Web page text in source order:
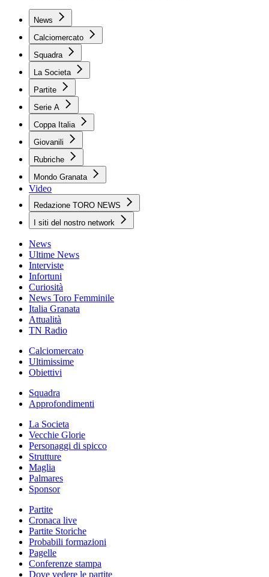
News
Calciomercato
Squadra
La Societa
Partite
Serie A
Coppa Italia
Giovanili
Rubriche
Mondo Granata
Video
Redazione TORO NEWS
I siti del nostro network
News
Ultime News
Interviste
Infortuni
Curiosità
News Toro Femminile
Italia Granata
Attualità
TN Radio
Calciomercato
Ultimissime
Obiettivi
Squadra
Approfondimenti
La Societa
Vecchie Glorie
Personaggi di spicco
Strutture
Maglia
Palmares
Sponsor
Partite
Cronaca live
Partite Storiche
Probabili formazioni
Pagelle
Conferenze stampa
Dove vedere le partite